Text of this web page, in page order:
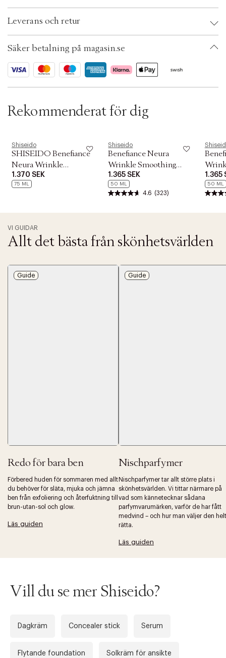
nEAN: 768614155805
ID: ADOJ88-0008
Leverans och retur
Säker betalning på magasin.se
Rekommenderat för dig
Shiseido
SHISEIDO Benefiance
Neura Wrinkle
smoothing day emulsion
75 ML
1.370 SEK
75 ML
Shiseido
Benefiance Neura
Wrinkle Smoothing
Cream 50 ml.
1.365 SEK
50 ML
4.6 (323)
1.365
50 ML
VI GUIDAR
Allt det bästa från skönhetsvärlden
Guide
Redo för bara ben
Förbered huden för sommaren med allt
du behöver för släta, mjuka och jämna
ben från exfoliering och återfuktning till
brun-utan-sol och glow.
Läs guiden
Guide
Nischparfymer
Nischparfymer tar allt större plats i
skönhetsvärlden. Vi tittar närmare på
vad som kännetecknar sådana
parfymvarumärken, varför de har fått
medvind – och hur man väljer den helt
rätta.
Läs guiden
Vill du se mer Shiseido?
Dagkräm Concealer stick Serum
Flytande foundation Solkräm för ansikte